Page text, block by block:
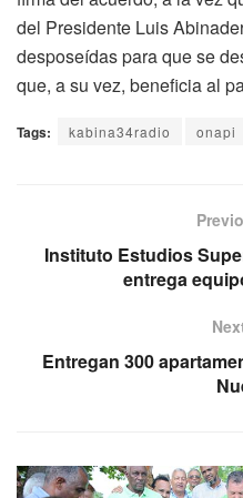
del Presidente Luis
desposeídas para que se
que, a su vez, beneficia al
Tags: kabina34radio onapi
Instituto Estudios
entrega
Entregan 300